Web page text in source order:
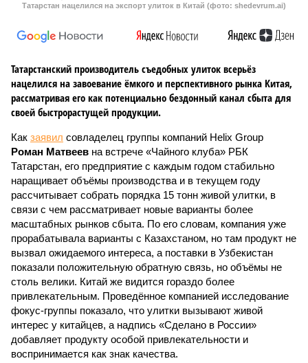
Татарстан нацелился на экспорт улиток в Китай (фото: shedevrum.ai)
Татарстанский производитель съедобных улиток всерьёз
нацелился на завоевание ёмкого и перспективного рынка Китая,
рассматривая его как потенциально бездонный канал сбыта для
своей быстрорастущей продукции.
Как заявил совладелец группы компаний Helix Group
Роман Матвеев на встрече «Чайного клуба» РБК
Татарстан, его предприятие с каждым годом стабильно
наращивает объёмы производства и в текущем году
рассчитывает собрать порядка 15 тонн живой улитки, в
связи с чем рассматривает новые варианты более
масштабных рынков сбыта. По его словам, компания уже
прорабатывала варианты с Казахстаном, но там продукт не
вызвал ожидаемого интереса, а поставки в Узбекистан
показали положительную обратную связь, но объёмы не
столь велики. Китай же видится гораздо более
привлекательным. Проведённое компанией исследование
фокус-группы показало, что улитки вызывают живой
интерес у китайцев, а надпись «Сделано в России»
добавляет продукту особой привлекательности и
воспринимается как знак качества.